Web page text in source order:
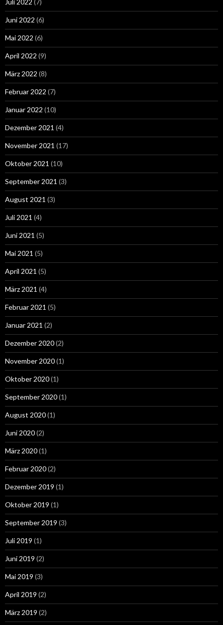
Juni 2022 (6)
Mai 2022 (6)
April 2022 (9)
März 2022 (8)
Februar 2022 (7)
Januar 2022 (10)
Dezember 2021 (4)
November 2021 (17)
Oktober 2021 (10)
September 2021 (3)
August 2021 (3)
Juli 2021 (4)
Juni 2021 (5)
Mai 2021 (5)
April 2021 (5)
März 2021 (4)
Februar 2021 (5)
Januar 2021 (2)
Dezember 2020(2)
November 2020(1)
Oktober 2020(1)
September 2020(1)
August 2020(1)
Juni 2020(2)
März 2020(1)
Februar 2020(2)
Dezember 2019 (1)
Oktober 2019 (1)
September 2019 (3)
Juli 2019 (1)
Juni 2019 (2)
Mai 2019 (3)
April 2019 (2)
März 2019 (2)